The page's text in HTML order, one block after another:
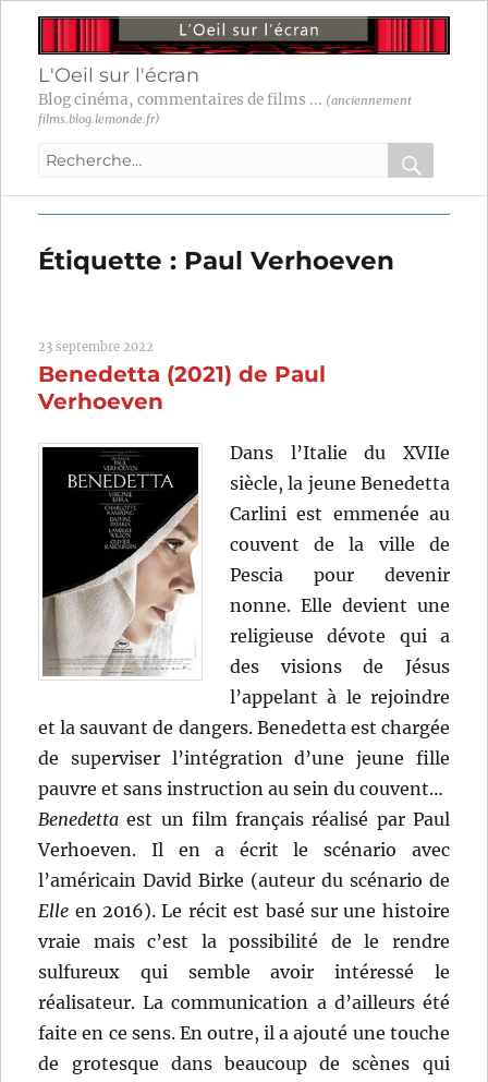
L'Oeil sur l'écran
Blog cinéma, commentaires de films ... (anciennement
films.blog.lemonde.fr)
Recherche
:
OK
Étiquette : Paul Verhoeven
23 septembre 2022
Benedetta (2021) de Paul
Verhoeven
Dans l’Italie du XVIIe
siècle, la jeune Benedetta
Carlini est emmenée au
couvent de la ville de
Pescia pour devenir
nonne. Elle devient une
religieuse dévote qui a
des visions de Jésus
l’appelant à le rejoindre
et la sauvant de dangers. Benedetta est chargée
de superviser l’intégration d’une jeune fille
pauvre et sans instruction au sein du couvent…
Benedetta est un film français réalisé par Paul
Verhoeven. Il en a écrit le scénario avec
l’américain David Birke (auteur du scénario de
Elle en 2016). Le récit est basé sur une histoire
vraie mais c’est la possibilité de le rendre
sulfureux qui semble avoir intéressé le
réalisateur. La communication a d’ailleurs été
faite en ce sens. En outre, il a ajouté une touche
de grotesque dans beaucoup de scènes qui